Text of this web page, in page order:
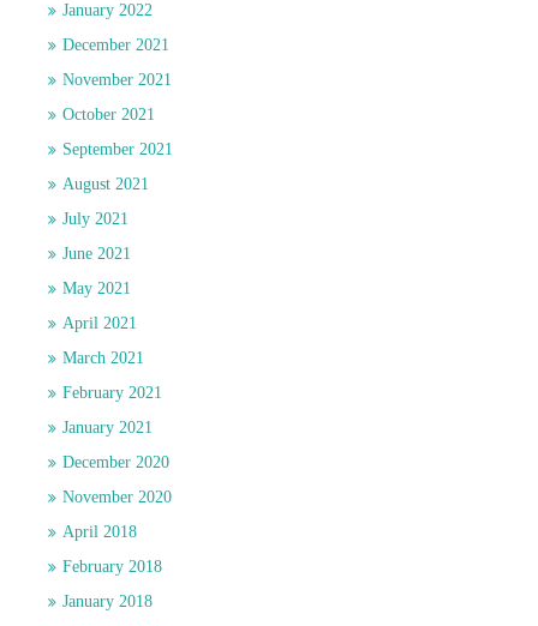
January 2022
December 2021
November 2021
October 2021
September 2021
August 2021
July 2021
June 2021
May 2021
April 2021
March 2021
February 2021
January 2021
December 2020
November 2020
April 2018
February 2018
January 2018